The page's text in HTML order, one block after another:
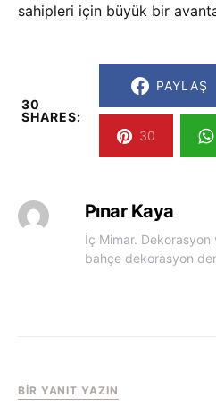
sahipleri için büyük bir
30
SHARES:
PAYLAŞ
30
Pınar Kaya
İç Mimar.
bahçe dekorasyon
BIR YANIT YAZIN